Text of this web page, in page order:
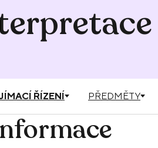
ŘÍZENÍ PŘEDMĚTY